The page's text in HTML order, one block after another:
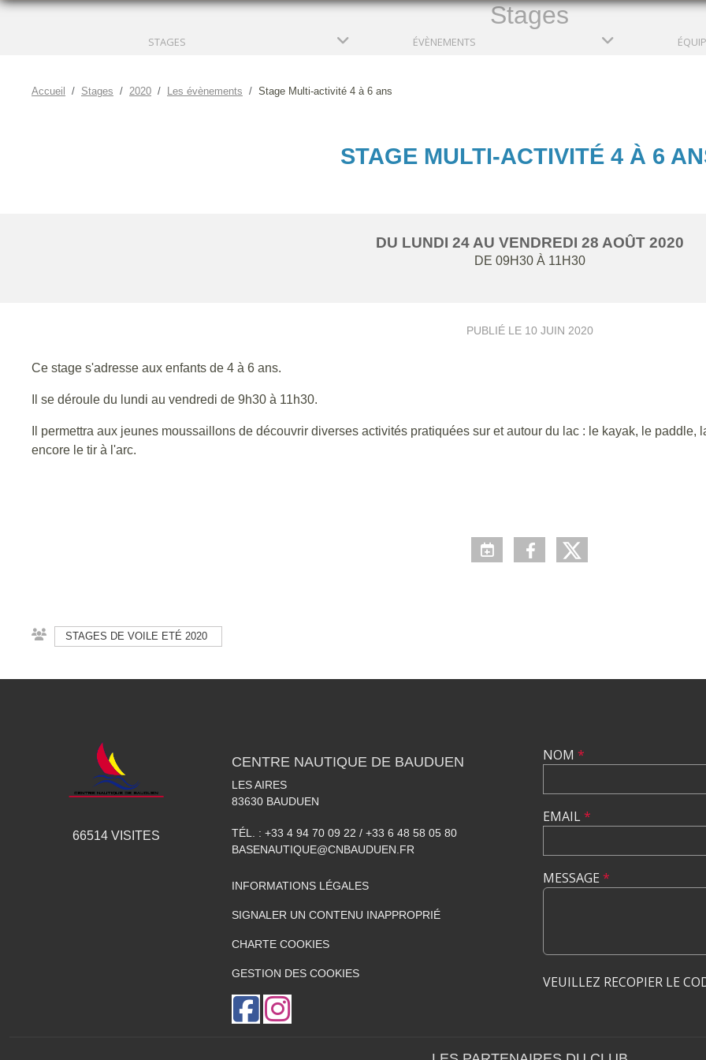
Stages
STAGES ÉVÈNEMENTS
Accueil Stages 2020 Les évènements Stage Multi-activité 4 à 6 ans
STAGE MULTI-ACTIVITÉ 4 À 6
DU LUNDI 24AU VENDREDI 28 AOÛT 2020
DE 09H30 À 11H30
PUBLIÉ LE 10 JUIN 2020
Ce stage s'adresse aux enfants de 4 à 6 ans.
Il se déroule du lundi au vendredi de 9h30 à 11h30.
Il permettra aux jeunes moussaillons de découvrir diverses activités pratiquées sur et autour du lac : le kayak, le paddle,
encore le tir à l'arc.
STAGES DE VOILE ETÉ 2020
66514VISITES
CENTRE NAUTIQUE DE BAUDUEN
LES AIRES
83630 BAUDUEN
TÉL. : +33 4 94 70 09 22 / +33 6 48 58 05 80
BASENAUTIQUE@CNBAUDUEN.FR
INFORMATIONS LÉGALES
SIGNALER UN CONTENU INAPPROPRIÉ
CHARTE COOKIES
GESTION DES COOKIES
NOM *
EMAIL*
MESSAGE *
VEUILLEZ RECOPIER LE